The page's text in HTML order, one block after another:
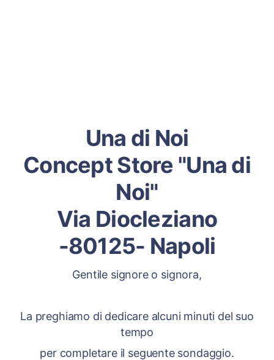
Una di Noi
Concept Store "Una di
Noi"
Via Diocleziano
-80125- Napoli
Gentile signore o signora,
La preghiamo di dedicare alcuni minuti del suo
tempo
per completare il seguente sondaggio.